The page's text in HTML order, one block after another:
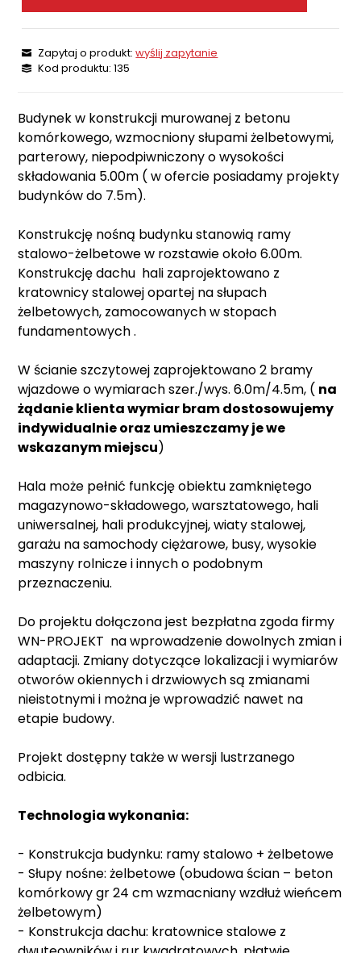
Zapytaj o produkt:wyślij zapytanie
Kod produktu: 135
Budynek w konstrukcji murowanej z betonu
komórkowego, wzmocniony słupami żelbetowymi,
parterowy, niepodpiwniczony o wysokości
składowania 5.00m ( w ofercie posiadamy projekty
budynków do 7.5m).
Konstrukcję nośną budynku stanowią ramy
stalowo-żelbetowe w rozstawie około 6.00m.
Konstrukcję dachu hali zaprojektowano z
kratownicy stalowej opartej na słupach
żelbetowych, zamocowanych w stopach
fundamentowych .
W ścianie szczytowej zaprojektowano 2 bramy
wjazdowe o wymiarach szer./wys. 6.0m/4.5m, ( na
żądanie klienta wymiar bram dostosowujemy
indywidualnie oraz umieszczamy je we
wskazanym miejscu)
Hala może pełnić funkcję obiektu zamkniętego
magazynowo-składowego, warsztatowego, hali
uniwersalnej, hali produkcyjnej, wiaty stalowej,
garażu na samochody ciężarowe, busy, wysokie
maszyny rolnicze i innych o podobnym
przeznaczeniu.
Do projektu dołączona jest bezpłatna zgoda firmy
WN-PROJEKT na wprowadzenie dowolnych zmian i
adaptacji. Zmiany dotyczące lokalizacji i wymiarów
otworów okiennych i drzwiowych są zmianami
nieistotnymi i można je wprowadzić nawet na
etapie budowy.
Projekt dostępny także w wersji lustrzanego
odbicia.
Technologia wykonania:
- Konstrukcja budynku: ramy stalowo + żelbetowe
- Słupy nośne: żelbetowe (obudowa ścian – beton
komórkowy gr 24 cm wzmacniany wzdłuż wieńcem
żelbetowym)
- Konstrukcja dachu: kratownice stalowe z